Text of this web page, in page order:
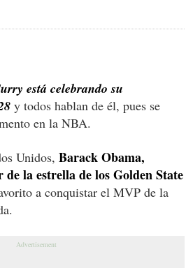
está celebrando su
y todos hablan de él, pues se
en la NBA.
Unidos, Barack Obama,
la estrella de los Golden State
a conquistar el MVP de la